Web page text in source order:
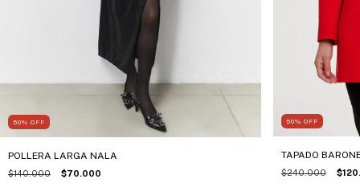
50% OFF
POLLERA LARGA NALA
$140.000 $70.000
50% OFF
TAPADO
$240.000